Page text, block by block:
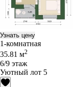
Узнать цену
1-комнатная
35.81 м2
6/9 этаж
Уютный лот 5